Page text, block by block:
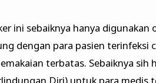
ini sebaiknya hanya
dengan para pasien terinfeksi
terbatas. Sebaiknya sih
Diri) untuk para medis